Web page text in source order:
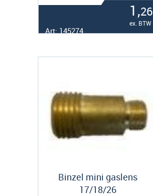
1,26
ex. BTW
Art: 145274
Binzel mini gaslens
17/18/26